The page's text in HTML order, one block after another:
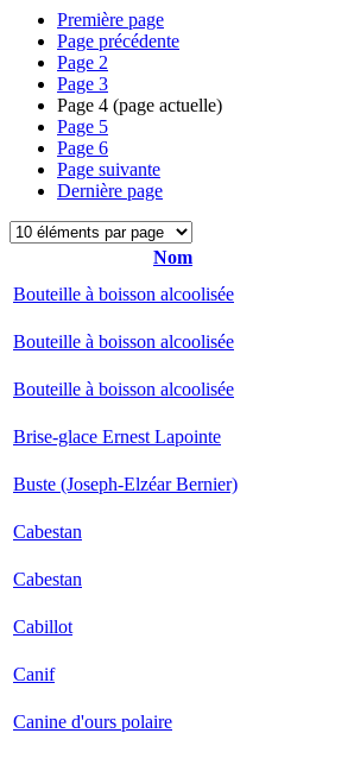
Première page
Page précédente
Page 2
Page 3
Page 4 (page actuelle)
Page 5
Page 6
Page suivante
Dernière page
Nom
Bouteille à boisson alcoolisée
Bouteille à boisson alcoolisée
Bouteille à boisson alcoolisée
Brise-glace Ernest Lapointe
Buste (Joseph-Elzéar Bernier)
Cabestan
Cabestan
Cabillot
Canif
Canine d'ours polaire